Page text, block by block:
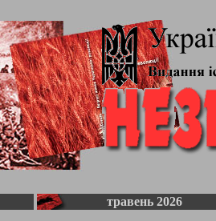
травень 2026